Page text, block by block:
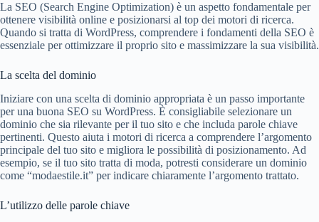
La SEO (Search Engine Optimization) è un aspetto fondamentale per
ottenere visibilità online e posizionarsi al top dei motori di ricerca.
Quando si tratta di WordPress, comprendere i fondamenti della SEO è
essenziale per ottimizzare il proprio sito e massimizzare la sua visibilità.
La scelta del dominio
Iniziare con una scelta di dominio appropriata è un passo importante
per una buona SEO su WordPress. È consigliabile selezionare un
dominio che sia rilevante per il tuo sito e che includa parole chiave
pertinenti. Questo aiuta i motori di ricerca a comprendere l’argomento
principale del tuo sito e migliora le possibilità di posizionamento. Ad
esempio, se il tuo sito tratta di moda, potresti considerare un dominio
come “modaestile.it” per indicare chiaramente l’argomento trattato.
L’utilizzo delle parole chiave